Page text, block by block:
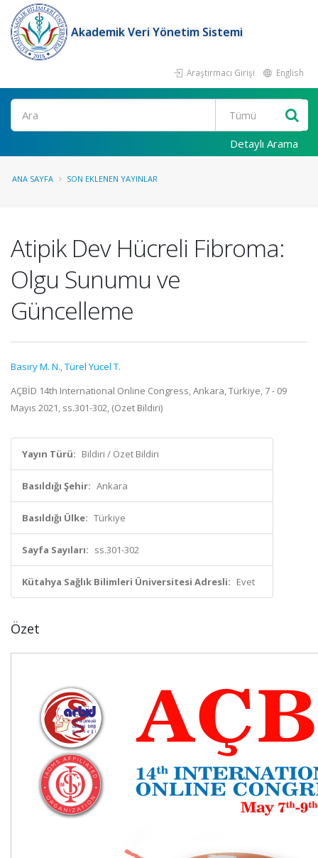
Akademik Veri Yönetim Sistemi
Araştırmacı Girişi English
Ara
Detaylı Arama
ANA SAYFA SON EKLENEN YAYINLAR
Atipik Dev Hücreli Fibroma:
Olgu Sunumu ve
Güncelleme
Basıry M. N.,Türel Yücel T.
AÇBİD 14th International Online Congress, Ankara, Türkiye, 7 - 09
Mayıs 2021, ss.301-302, (Özet Bildiri)
Yayın Türü: Bildiri / Özet Bildiri
Basıldığı Şehir: Ankara
Basıldığı Ülke: Türkiye
Sayfa Sayıları: ss.301-302
Kütahya Sağlık Bilimleri Üniversitesi Adresli: Evet
Özet